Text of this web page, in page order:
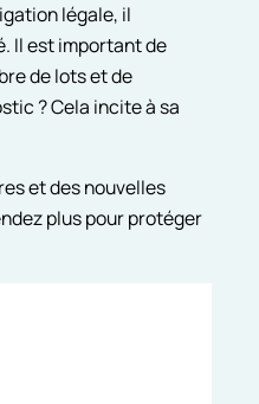
légale, il
Il est important de
de lots et de
? Cela incite à sa
et des nouvelles
plus pour protéger